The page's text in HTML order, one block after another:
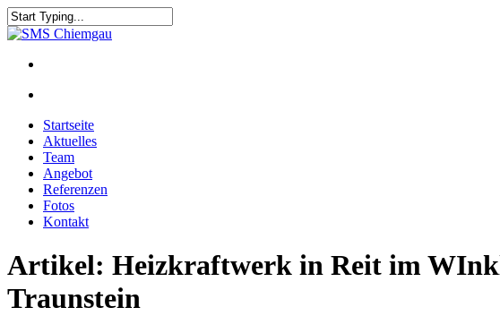
Startseite
Aktuelles
Team
Angebot
Referenzen
Fotos
Kontakt
Artikel: Heizkraftwerk in Reit im
Traunstein